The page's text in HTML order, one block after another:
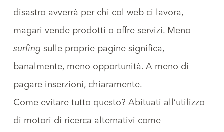
disastro avverrà per chi col web ci lavora,
magari vende prodotti o offre servizi. Meno
surfing sulle proprie pagine significa,
banalmente, meno opportunità. A meno di
pagare inserzioni, chiaramente.
Come evitare tutto questo? Abituati all’utilizzo
di motori di ricerca alternativi come